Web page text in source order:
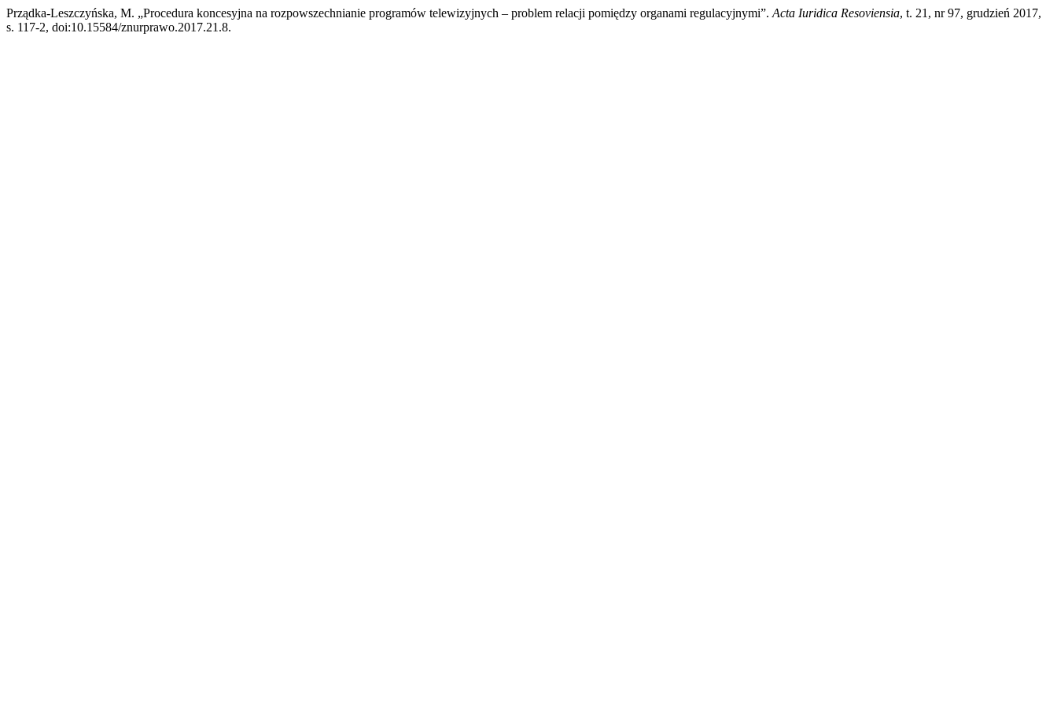
Prządka-Leszczyńska, M. „Procedura koncesyjna na rozpowszechnianie programów telewizyjnych – problem relacji pomiędzy organami regulacyjnymi”. Acta Iuridica Resoviensia, t. 21, nr 97, grudzień 2017,
s. 117-2, doi:10.15584/znurprawo.2017.21.8.